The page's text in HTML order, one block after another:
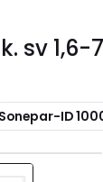
sv
Sonepar-ID